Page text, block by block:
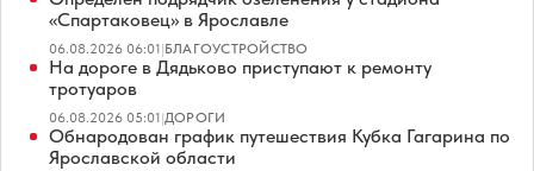
«Спартаковец» в Ярославле
06.08.2026 06:01|БЛАГОУСТРОЙСТВО
На дороге в Дядьково приступают к ремонту
тротуаров
06.08.2026 05:01|ДОРОГИ
Обнародован график путешествия Кубка Гагарина по
Ярославской области